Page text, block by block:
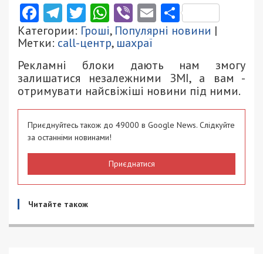
Facebook
Telegram
Twitter
WhatsApp
ViberEmail
Категории: Гроші, Популярні новини |
Метки: call-центр, шахраї
Рекламні блоки дають нам змогу
залишатися незалежними ЗМІ, а вам -
отримувати найсвіжіші новини під ними.
Приєднуйтесь також до 49000 в Google News. Слідкуйте
за останніми новинами!
Приєднатися
Читайте також